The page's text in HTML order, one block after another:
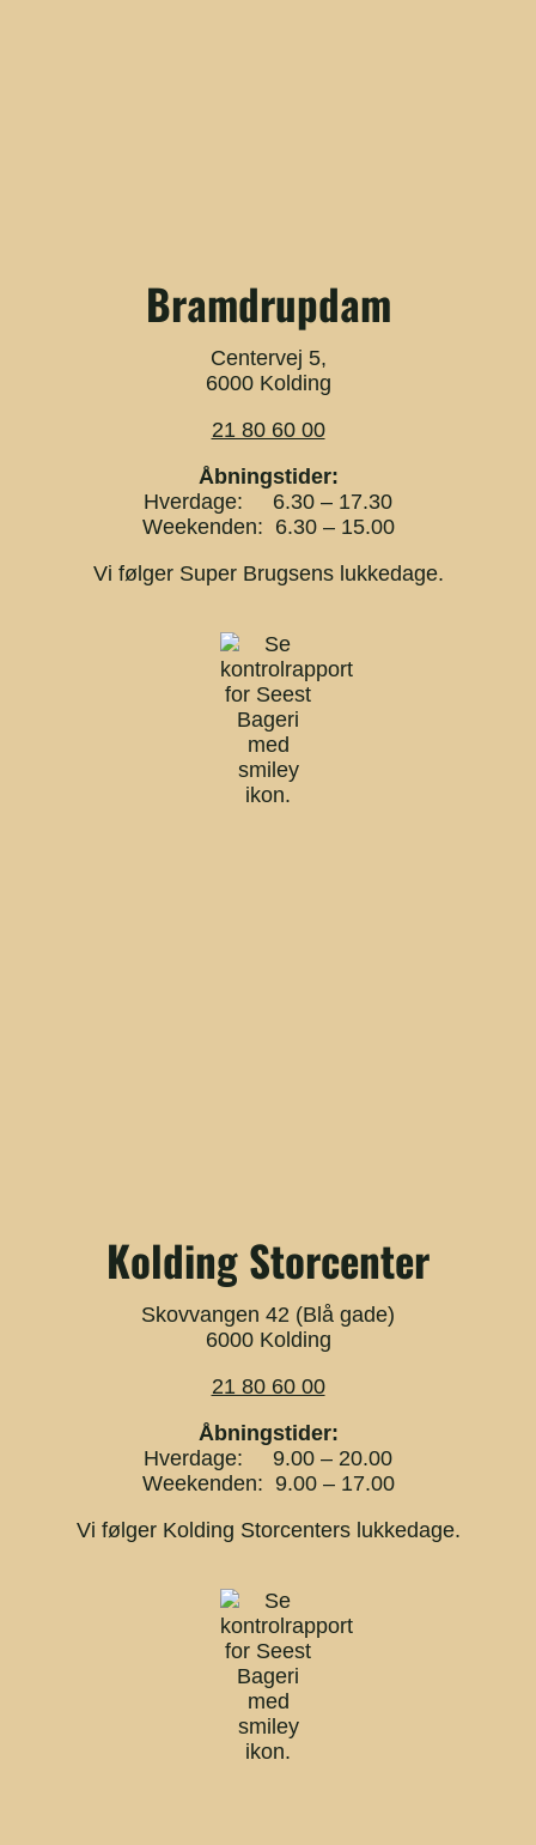
Bramdrupdam
Centervej 5,
6000 Kolding
21 80 60 00
Åbningstider:
Hverdage: 6.30 – 17.30
Weekenden: 6.30 – 15.00
Vi følger Super Brugsens lukkedage.
Kolding Storcenter
Skovvangen 42 (Blå gade)
6000 Kolding
21 80 60 00
Åbningstider:
Hverdage: 9.00 – 20.00
Weekenden: 9.00 – 17.00
Vi følger Kolding Storcenters lukkedage.